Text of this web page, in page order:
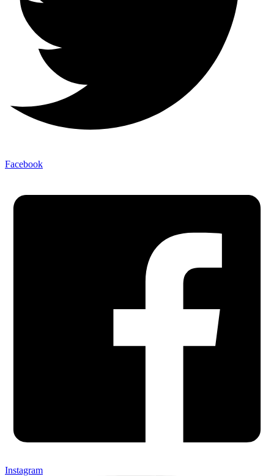
Facebook
Instagram